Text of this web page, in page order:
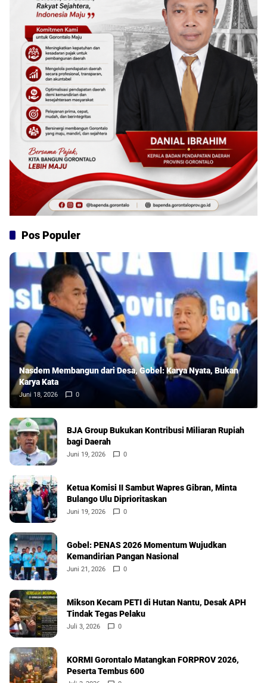
Pos Populer
Nasdem Membangun dari Desa, Gobel: Karya Nyata, Bukan
Karya Kata
Juni 18, 2026 0
BJA Group Bukukan Kontribusi Miliaran Rupiah
bagi Daerah
Juni 19, 2026 0
Ketua Komisi II Sambut Wapres Gibran, Minta
Bulango Ulu Diprioritaskan
Juni 19, 2026 0
Gobel: PENAS 2026 Momentum Wujudkan
Kemandirian Pangan Nasional
Juni 21, 2026 0
Mikson Kecam PETI di Hutan Nantu, Desak APH
Tindak Tegas Pelaku
Juli 3, 2026 0
KORMI Gorontalo Matangkan FORPROV 2026,
Peserta Tembus 600